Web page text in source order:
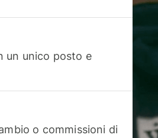
un unico posto e
o commissioni di